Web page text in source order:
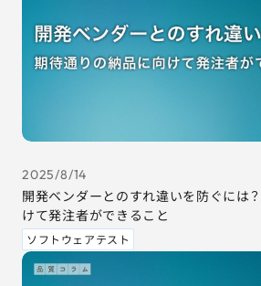
2025/8/14
開発ベンダーとのすれ違いを防ぐには
けて発注者ができること
ソフトウェアテスト